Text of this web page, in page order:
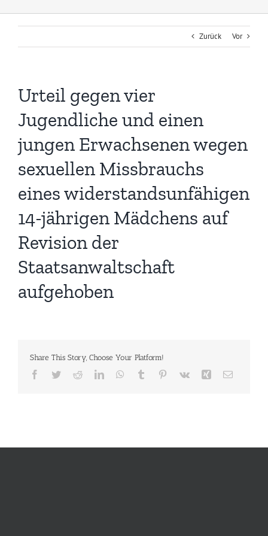
Zurück Vor
Urteil gegen vier
Jugendliche und einen
jungen Erwachsenen wegen
sexuellen Missbrauchs
eines widerstandsunfähigen
14-jährigen Mädchens auf
Revision der
Staatsanwaltschaft
aufgehoben
Share This Story, Choose Your Platform!
Facebook
TwitterRedditLinkedInWhatsApp
Tumblr Pinterest
Vk Xing E-